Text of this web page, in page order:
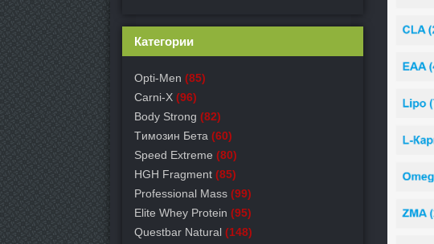
Категории
Opti-Men (85)
Carni-X (96)
Body Strong (82)
Tимозин Бета (60)
Speed Extreme (80)
HGH Fragment (85)
Professional Mass (99)
Elite Whey Protein (95)
Questbar Natural (148)